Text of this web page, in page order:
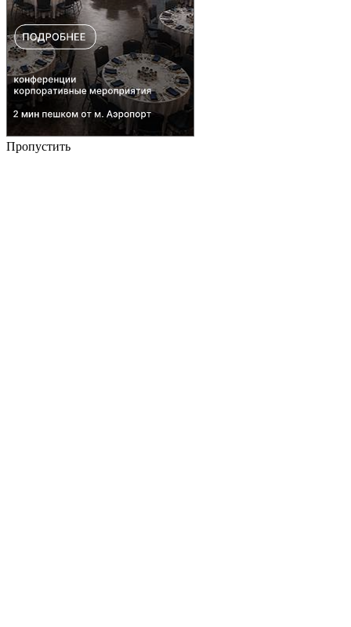
Пропустить